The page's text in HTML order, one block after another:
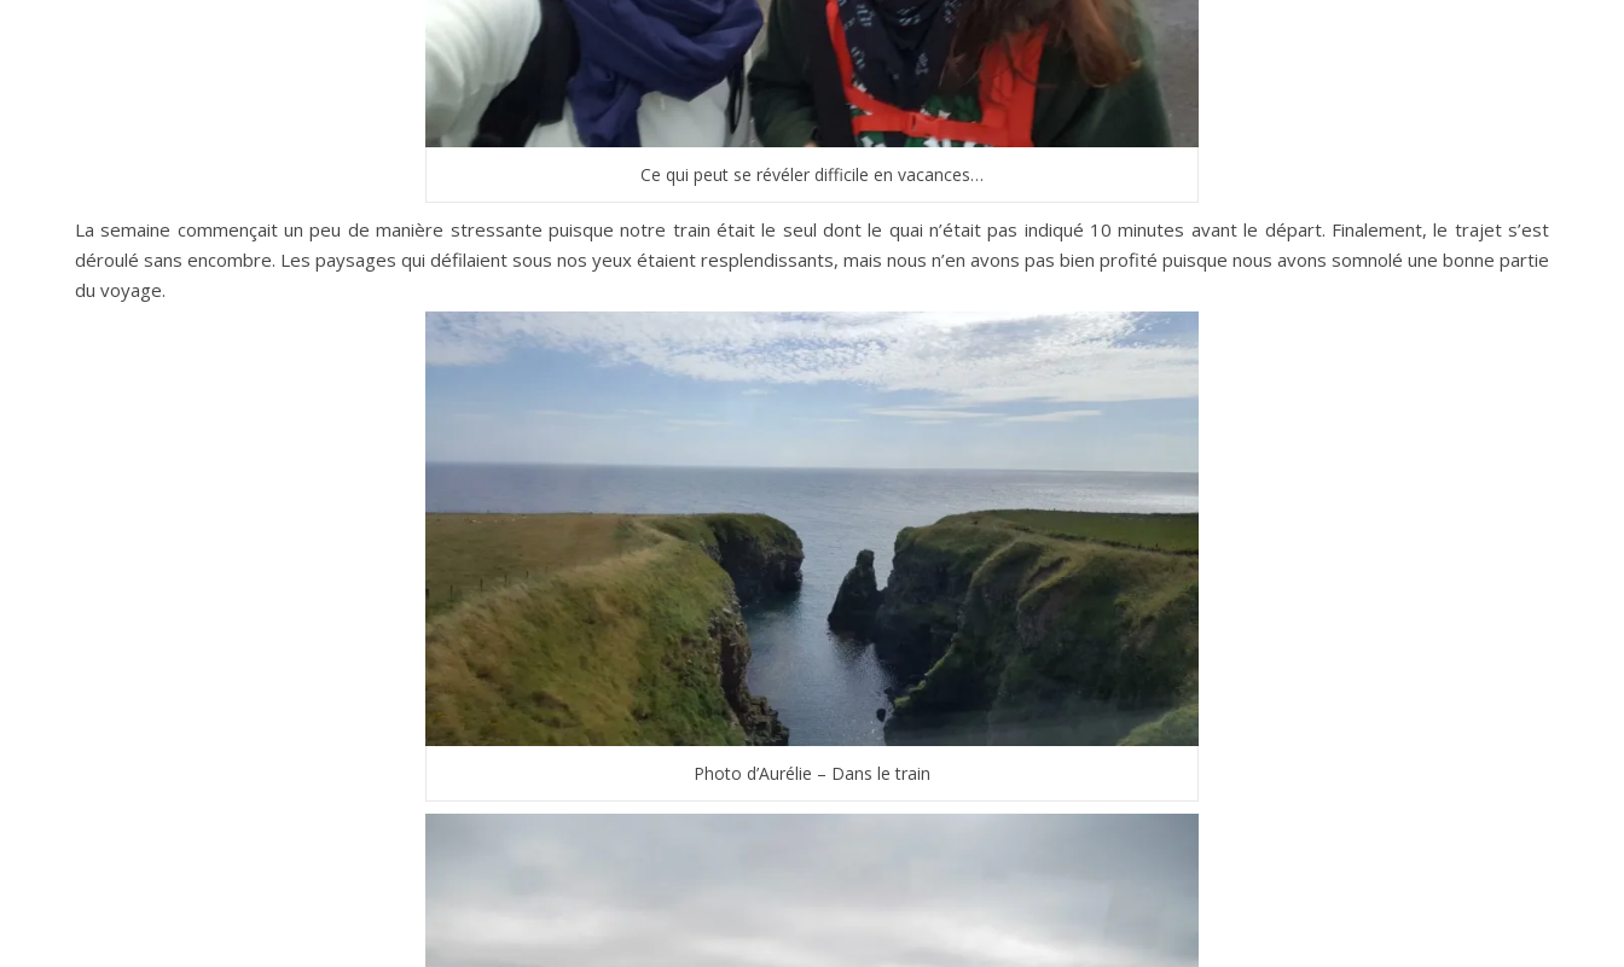
Ce qui peut se révéler difficile en vacances…
La semaine commençait un peu de manière stressante puisque notre train était le seul dont le quai n’était pas indiqué 10 minutes avant le départ. Finalement, le trajet s’est
déroulé sans encombre. Les paysages qui défilaient sous nos yeux étaient resplendissants, mais nous n’en avons pas bien profité puisque nous avons somnolé une bonne partie
du voyage.
Photo d’Aurélie – Dans le train